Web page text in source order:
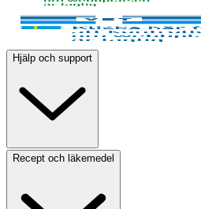
Hjälp och support
Recept och läkemedel